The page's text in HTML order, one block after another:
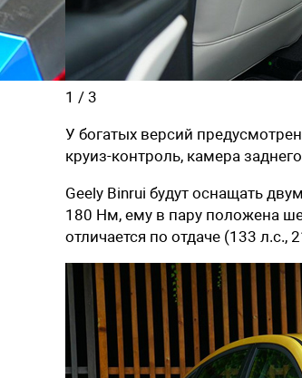
1 / 3
У богатых версий
круиз-контроль, камера
Geely Binrui будут оснащать
180 Нм, ему в пару положена
отличается по отдаче (133 л.с.,